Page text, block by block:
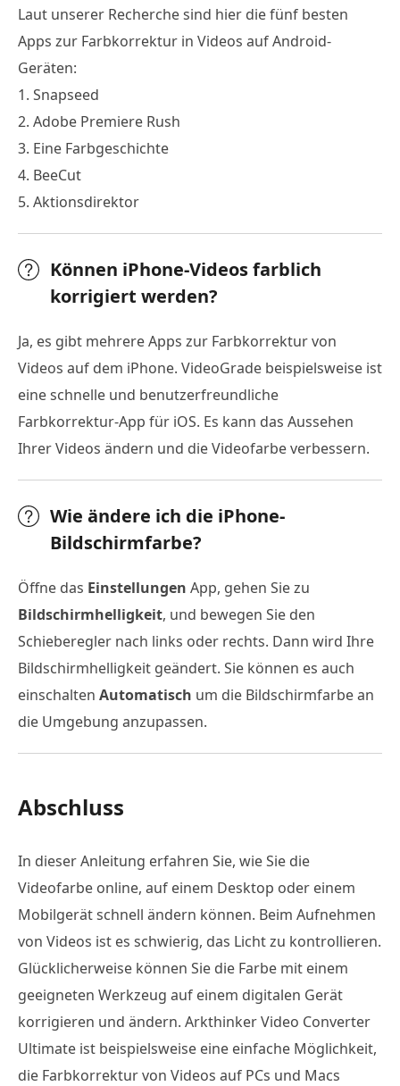
Laut unserer Recherche sind hier die fünf besten
Apps zur Farbkorrektur in Videos auf Android-
Geräten:
1. Snapseed
2. Adobe Premiere Rush
3. Eine Farbgeschichte
4. BeeCut
5. Aktionsdirektor
Können iPhone-Videos farblich
korrigiert werden?
Ja, es gibt mehrere Apps zur Farbkorrektur von
Videos auf dem iPhone. VideoGrade beispielsweise ist
eine schnelle und benutzerfreundliche
Farbkorrektur-App für iOS. Es kann das Aussehen
Ihrer Videos ändern und die Videofarbe verbessern.
Wie ändere ich die iPhone-
Bildschirmfarbe?
Öffne das Einstellungen App, gehen Sie zu
Bildschirmhelligkeit, und bewegen Sie den
Schieberegler nach links oder rechts. Dann wird Ihre
Bildschirmhelligkeit geändert. Sie können es auch
einschalten Automatisch um die Bildschirmfarbe an
die Umgebung anzupassen.
Abschluss
In dieser Anleitung erfahren Sie, wie Sie die
Videofarbe online, auf einem Desktop oder einem
Mobilgerät schnell ändern können. Beim Aufnehmen
von Videos ist es schwierig, das Licht zu kontrollieren.
Glücklicherweise können Sie die Farbe mit einem
geeigneten Werkzeug auf einem digitalen Gerät
korrigieren und ändern. Arkthinker Video Converter
Ultimate ist beispielsweise eine einfache Möglichkeit,
die Farbkorrektur von Videos auf PCs und Macs